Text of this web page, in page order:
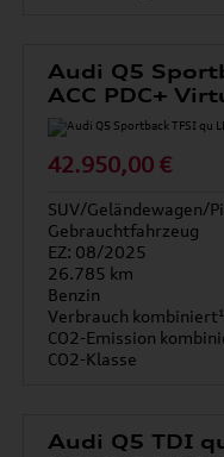
Audi Q5
ACC PDC+
42.950,00 €
SUV/Geländewagen/
Gebrauchtfahrzeug
EZ: 08/2025
26.785 km
Benzin
Verbrauch kombiniert¹
CO2-Emission
CO2-Klasse
Audi Q5 TDI